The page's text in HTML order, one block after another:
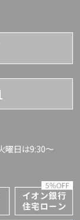
日は9:30～